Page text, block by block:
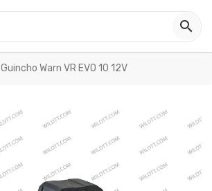

Guincho Warn VR EVO 10 12V